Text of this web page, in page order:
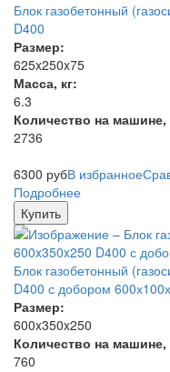
Блок газобетонный
D400
Размер:
625x250x75
Масса, кг:
6.3
Количество на
2736
6300 рубВ избранное
Подробнее
Купить
Блок газобетонный
D400 с добором
Размер:
600x350x250
Количество на
760